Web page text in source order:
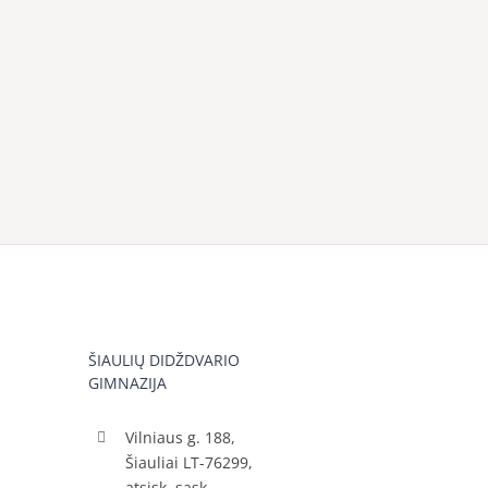
ŠIAULIŲ DIDŽDVARIO
GIMNAZIJA
Vilniaus g. 188,
Šiauliai LT-76299,